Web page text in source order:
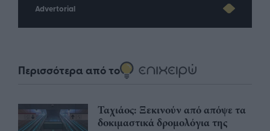
Advertorial
Περισσότερα από το
Ταχιάος: Ξεκινούν από απόψε τα
δοκιμαστικά δρομολόγια της